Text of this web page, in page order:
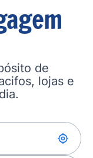
de
lojas e